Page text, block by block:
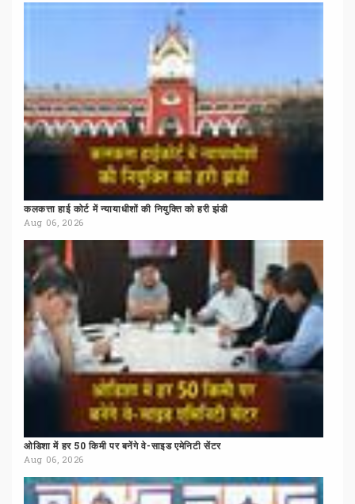
कलकत्ता हाई कोर्ट में न्यायाधीशों की नियुक्ति को हरी झंडी
Aug 06, 2026
ओडिशा में हर 50 किमी पर बनेंगे वे-साइड एमेनिटी सेंटर
Aug 06, 2026